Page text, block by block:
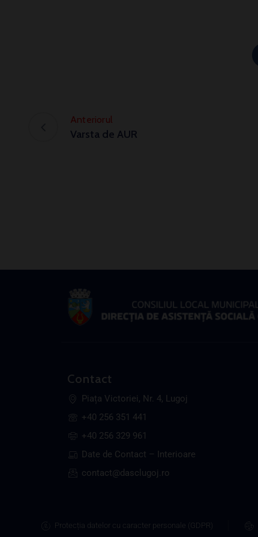
Anteriorul
Varsta de AUR
Contact
Piața Victoriei, Nr. 4, Lugoj
+40 256 351 441
+40 256 329 961
Date de Contact – Interioare
contact@dasclugoj.ro
Protecția datelor cu caracter personale (GDPR)